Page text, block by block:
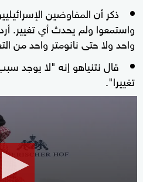
ذكر أن المفاوضين
واستمعوا ولم يحدث أي تغيير.
واحد ولا حتى نانومتر واحد من
قال نتنياهو إنه "لا يوجد
تغييرا".